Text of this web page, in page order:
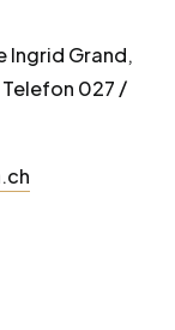
Ingrid Grand,
027 /